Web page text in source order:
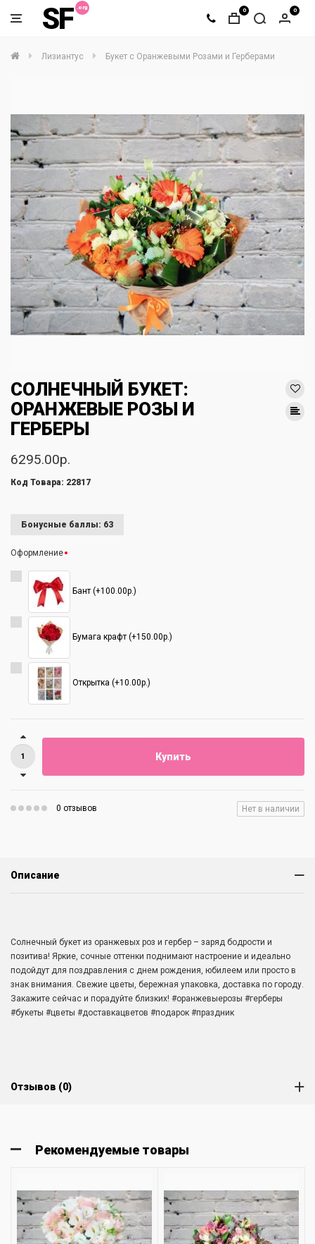
SF 0 0
Лизиантус Букет с Оранжевыми Розами и Герберами
СОЛНЕЧНЫЙ БУКЕТ:
ОРАНЖЕВЫЕ РОЗЫ И
ГЕРБЕРЫ
6295.00р.
Код Товара: 22817
Бонусные баллы: 63
Оформление
Бант (+100.00р.)
Бумага крафт (+150.00р.)
Открытка (+10.00р.)
Купить
0 отзывов Нет в наличии
Описание
Солнечный букет из оранжевых роз и гербер – заряд бодрости и
позитива! Яркие, сочные оттенки поднимают настроение и идеально
подойдут для поздравления с днем рождения, юбилеем или просто в
знак внимания. Свежие цветы, бережная упаковка, доставка по городу.
Закажите сейчас и порадуйте близких! #оранжевыерозы #герберы
#букеты #цветы #доставкацветов #подарок #праздник
Отзывов (0)
Рекомендуемые товары